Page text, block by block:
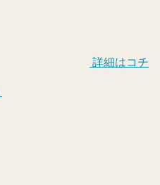
詳細はコチ